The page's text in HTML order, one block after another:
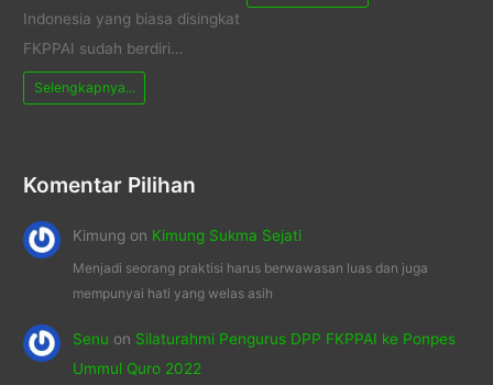
Indonesia yang biasa disingkat
FKPPAI sudah berdiri…
Selengkapnya...
Komentar Pilihan
Kimung on Kimung Sukma Sejati
Menjadi seorang praktisi harus berwawasan luas dan juga
mempunyai hati yang welas asih
Senu on Silaturahmi Pengurus DPP FKPPAI ke Ponpes
Ummul Quro 2022